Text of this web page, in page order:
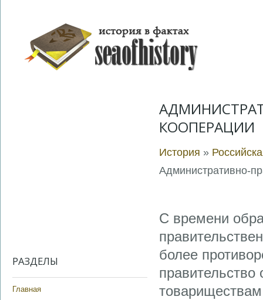
РАЗДЕЛЫ
Главная
КООПЕРАЦИИ
История »
Административно-
С времени
более